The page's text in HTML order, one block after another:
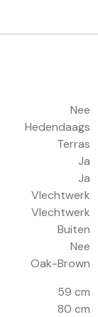
Nee
Hedendaags
Terras
Ja
Ja
Vlechtwerk
Vlechtwerk
Buiten
Nee
Oak-Brown
59 cm
80 cm